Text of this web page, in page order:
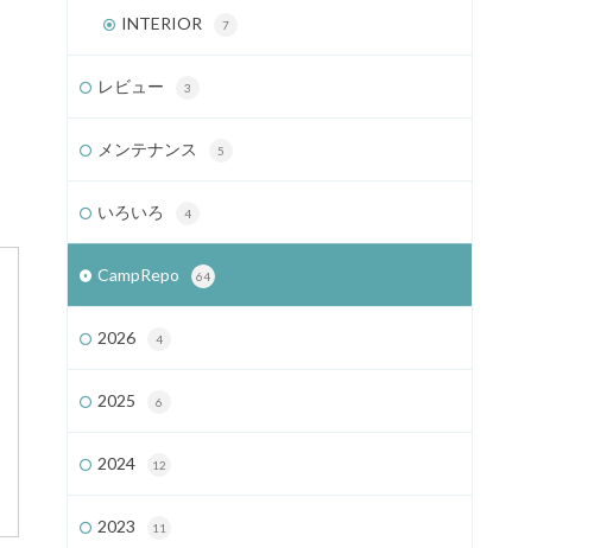
INTERIOR 7
レビュー 3
メンテナンス 5
いろいろ 4
CampRepo 64
2026 4
2025 6
2024 12
2023 11